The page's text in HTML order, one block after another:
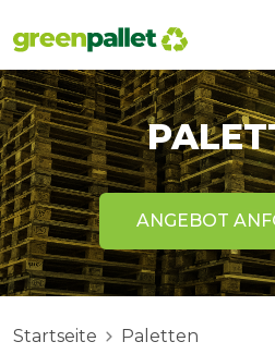
ANGEBOT
Startseite
Paletten